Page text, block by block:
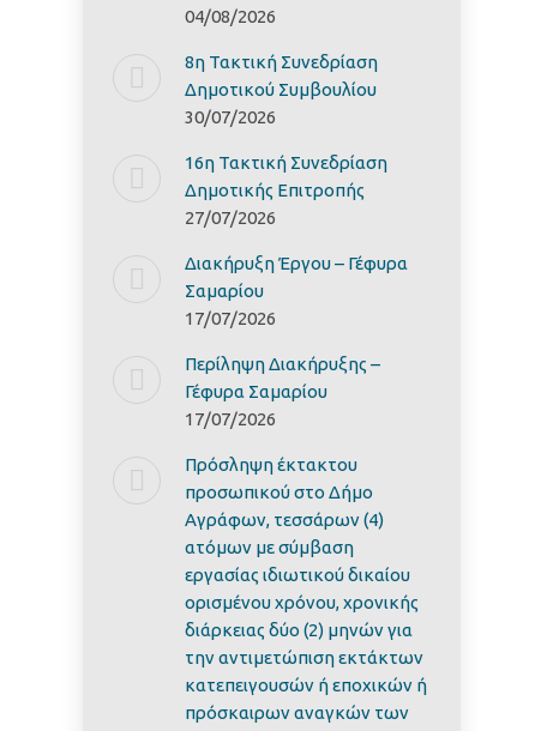
04/08/2026
8η Τακτική Συνεδρίαση
Δημοτικού Συμβουλίου
30/07/2026
16η Τακτική Συνεδρίαση
Δημοτικής Επιτροπής
27/07/2026
Διακήρυξη Έργoυ – Γέφυρα
Σαμαρίoυ
17/07/2026
Περίληψη Διακήρυξης –
Γέφυρα Σαμαρίoυ
17/07/2026
Πρόσληψη έκτακτου
προσωπικού στο Δήμο
Αγράφων, τεσσάρων (4)
ατόμων με σύμβαση
εργασίας ιδιωτικού δικαίου
ορισμένου χρόνου, χρονικής
διάρκειας δύο (2) μηνών για
την αντιμετώπιση εκτάκτων
κατεπειγουσών ή εποχικών ή
πρόσκαιρων αναγκών των